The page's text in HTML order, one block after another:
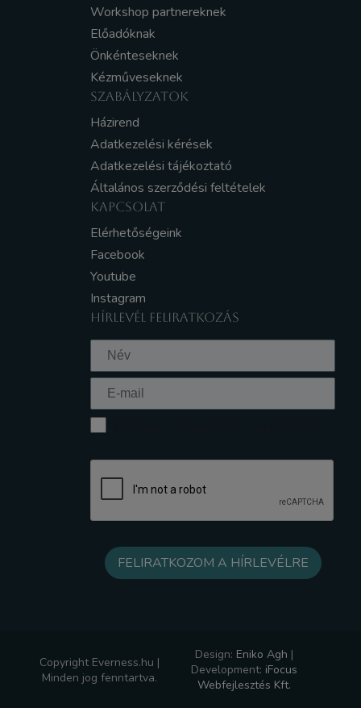
Workshop partnereknek
Előadóknak
Önkénteseknek
Kézműveseknek
SZABÁLYZATOK
Házirend
Adatkezelési kérések
Adatkezelési tájékoztató
Általános szerződési feltételek
KAPCSOLAT
Elérhetőségeink
Facebook
Youtube
Instagram
HÍRLEVÉL FELIRATKOZÁS
Copyright Everness.hu |
Minden jog fenntartva.
Design: Eniko Agh |
Development: iFocus
Webfejlesztés Kft.